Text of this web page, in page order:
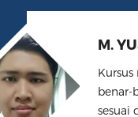
M.
benar-
sesuai